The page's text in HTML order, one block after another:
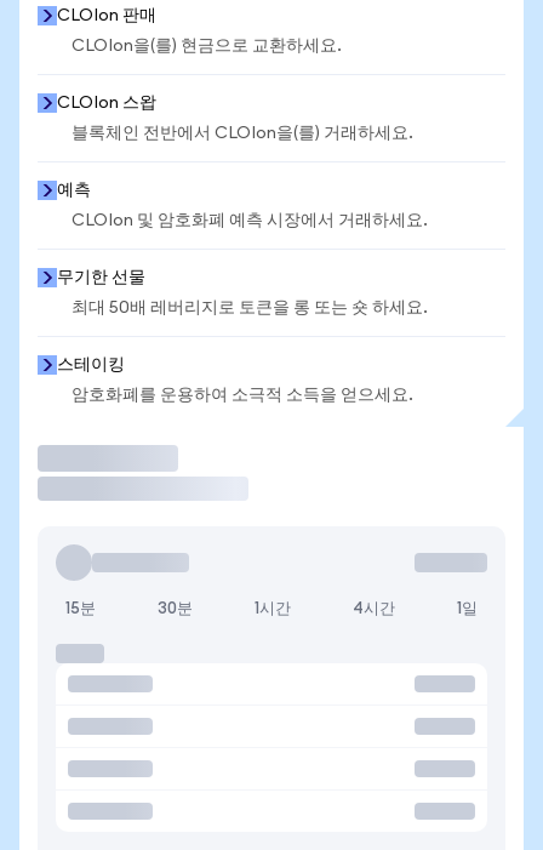
CLOIon 판매
CLOIon을(를) 현금으로 교환하세요.
CLOIon 스왑
블록체인 전반에서 CLOIon을(를) 거래하세요.
예측
CLOIon 및 암호화폐 예측 시장에서 거래하세요.
무기한 선물
최대 50배 레버리지로 토큰을 롱 또는 숏 하세요.
스테이킹
암호화폐를 운용하여 소극적 소득을 얻으세요.
15분 30분 1시간 4시간 1일